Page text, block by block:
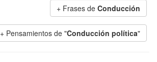
+ Frases de Conducción
+ Pensamientos de "Conducción política"